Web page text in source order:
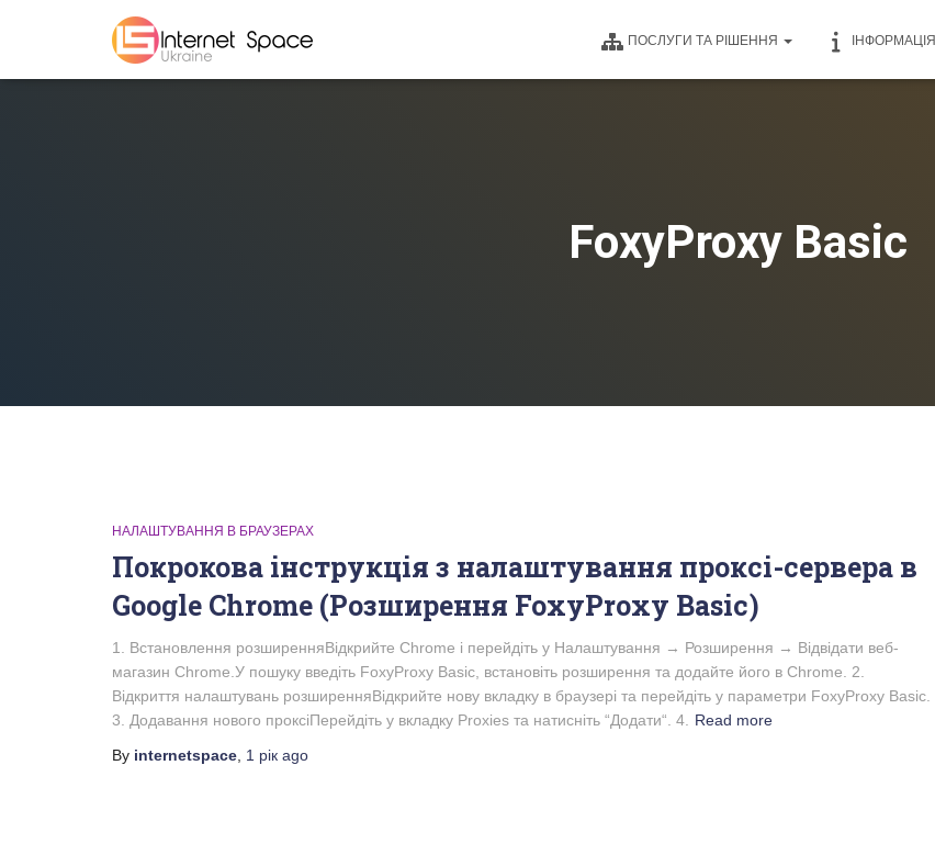
ПОСЛУГИ ТА РІШЕННЯ ІНФОРМАЦІЯ
FoxyProxy Basic
НАЛАШТУВАННЯ В БРАУЗЕРАХ
Покрокова інструкція з налаштування проксі-сервера в
Google Chrome (Розширення FoxyProxy Basic)
1. Встановлення розширенняВідкрийте Chrome і перейдіть у Налаштування → Розширення → Відвідати веб-
магазин Chrome.У пошуку введіть FoxyProxy Basic, встановіть розширення та додайте його в Chrome. 2.
Відкриття налаштувань розширенняВідкрийте нову вкладку в браузері та перейдіть у параметри FoxyProxy Basic.
3. Додавання нового проксіПерейдіть у вкладку Proxies та натисніть “Додати“. 4.
Read more
By internetspace 1 рік ago